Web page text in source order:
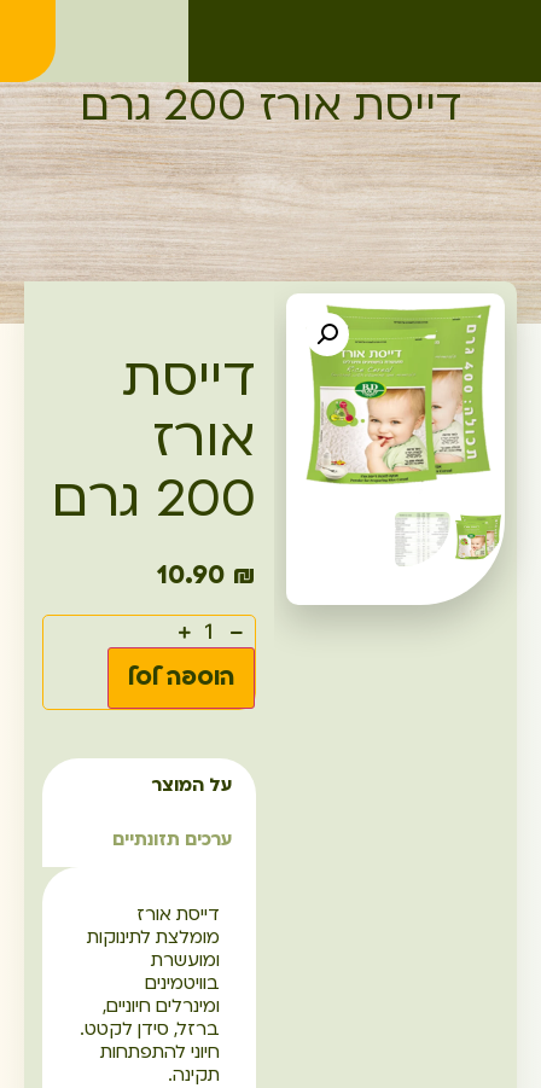
דייסת אורז 200 גרם
דייסת
אורז
200 גרם
10.90 ₪
הוספה לסל
על המוצר
ערכים תזונתיים
דייסת אורז
מומלצת לתינוקות
ומועשרת
בוויטמינים
ומינרלים חיוניים,
ברזל, סידן לקטט.
חיוני להתפתחות
תקינה.